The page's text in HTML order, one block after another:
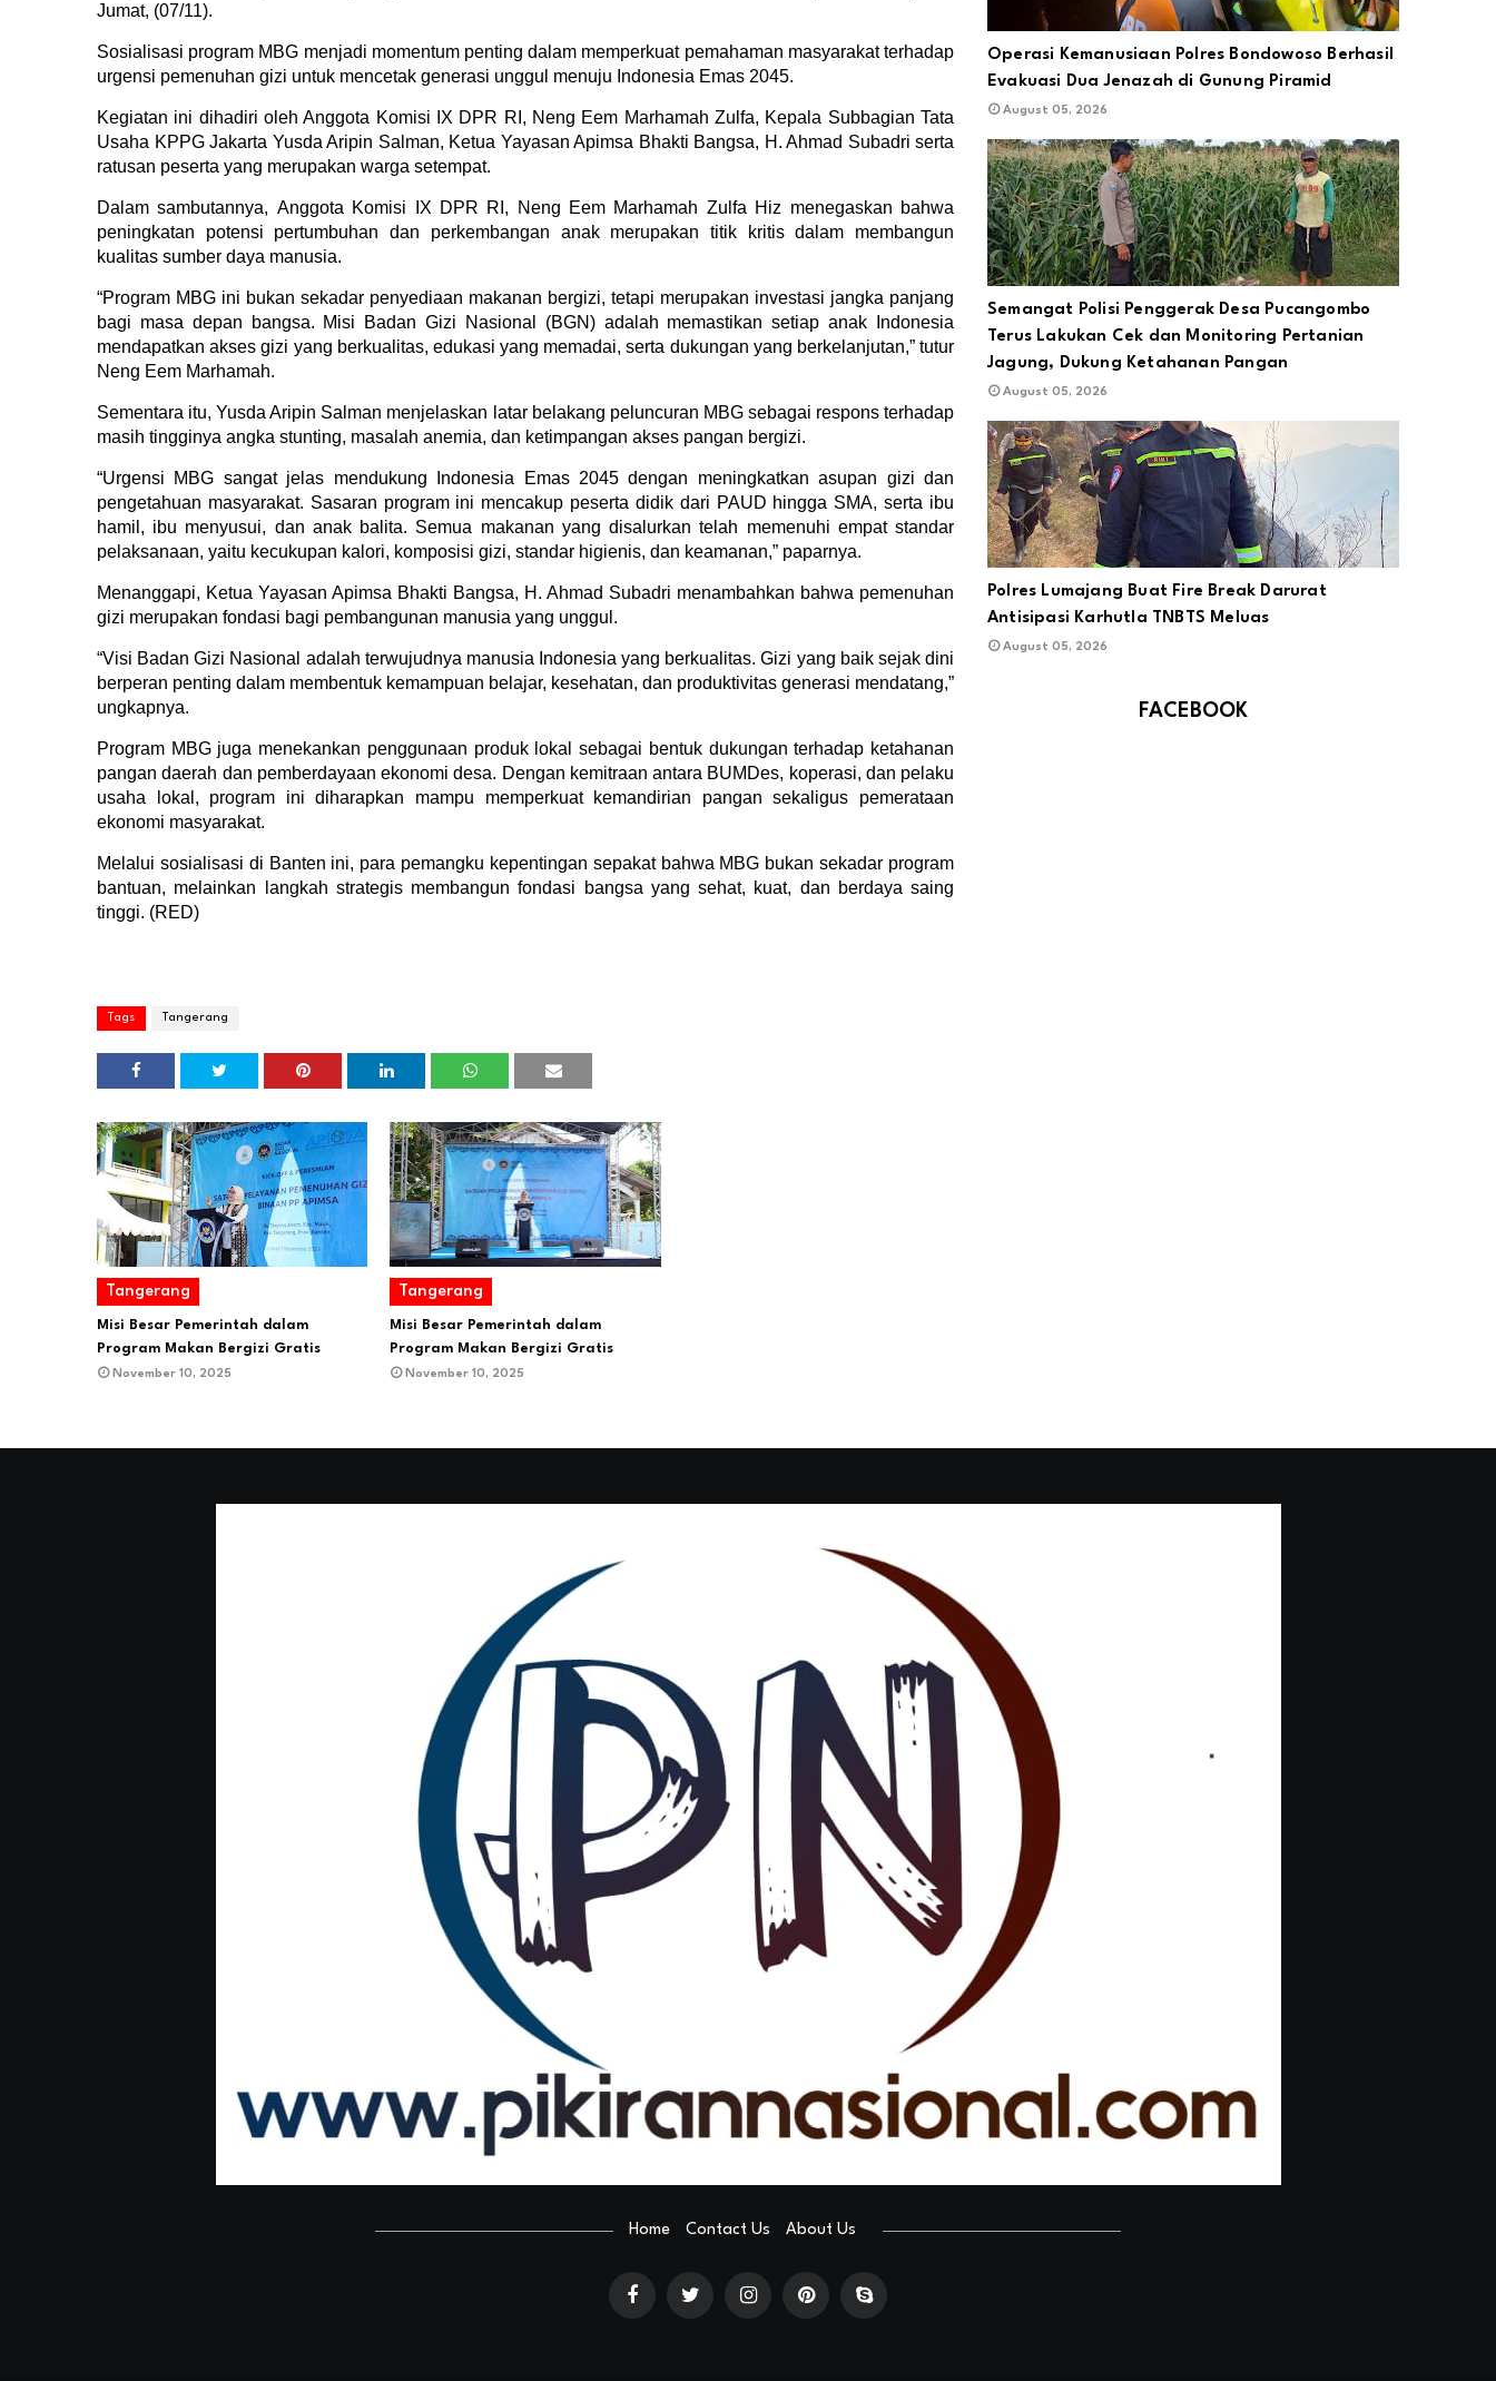
Jumat, (07/11).
Sosialisasi program MBG menjadi momentum penting dalam memperkuat pemahaman masyarakat terhadap
urgensi pemenuhan gizi untuk mencetak generasi unggul menuju Indonesia Emas 2045.
Kegiatan ini dihadiri oleh Anggota Komisi IX DPR RI , Neng Eem Marhamah Zulfa, Kepala Subbagian Tata
Usaha KPPG Jakarta Yusda Aripin Salman, Ketua Yayasan Apimsa Bhakti Bangsa, H. Ahmad Subadri serta
ratusan peserta yang merupakan warga setempat.
Dalam sambutannya, Anggota Komisi IX DPR RI,
Neng Eem Marhamah Zulfa Hiz menegaskan bahwa
peningkatan potensi pertumbuhan dan perkembangan anak merupakan titik kritis dalam membangun
kualitas sumber daya manusia.
“Program MBG ini bukan sekadar penyediaan makanan bergizi, tetapi merupakan investasi jangka panjang
bagi masa depan bangsa. Misi Badan Gizi Nasional (BGN) adalah memastikan setiap anak Indonesia
mendapatkan akses gizi yang berkualitas, edukasi yang memadai, serta dukungan yang berkelanjutan,” tutur
Neng Eem Marhamah.
Sementara itu, Yusda Aripin Salman menjelaskan latar belakang peluncuran MBG sebagai respons terhadap
masih tingginya angka stunting, masalah anemia, dan ketimpangan akses pangan bergizi.
“Urgensi MBG sangat jelas mendukung Indonesia Emas 2045 dengan meningkatkan asupan gizi dan
pengetahuan masyarakat. Sasaran program ini mencakup peserta didik dari PAUD hingga SMA, serta ibu
hamil, ibu menyusui, dan anak balita. Semua makanan yang disalurkan telah memenuhi empat standar
pelaksanaan, yaitu kecukupan kalori, komposisi gizi, standar higienis, dan keamanan,” paparnya.
Menanggapi, Ketua Yayasan Apimsa Bhakti Bangsa, H. Ahmad Subadri menambahkan bahwa pemenuhan
gizi merupakan fondasi bagi pembangunan manusia yang unggul.
“Visi Badan Gizi Nasional adalah terwujudnya manusia Indonesia yang berkualitas. Gizi yang baik sejak dini
berperan penting dalam membentuk kemampuan belajar, kesehatan, dan produktivitas generasi mendatang,”
ungkapnya.
Program MBG juga menekankan penggunaan produk lokal sebagai bentuk dukungan terhadap ketahanan
pangan daerah dan pemberdayaan ekonomi desa. Dengan kemitraan antara BUMDes, koperasi, dan pelaku
usaha lokal, program ini diharapkan mampu memperkuat kemandirian pangan sekaligus pemerataan
ekonomi masyarakat.
Melalui sosialisasi di Banten ini, para pemangku kepentingan sepakat bahwa MBG bukan sekadar program
bantuan, melainkan langkah strategis membangun fondasi bangsa yang sehat, kuat, dan berdaya saing
tinggi. (RED)
Tags Tangerang
Tangerang
Misi Besar Pemerintah dalam
Program Makan Bergizi Gratis
November 10, 2025
Tangerang
Misi Besar Pemerintah dalam
Program Makan Bergizi Gratis
November 10, 2025
Operasi Kemanusiaan Polres Bondowoso Berhasil
Evakuasi Dua Jenazah di Gunung Piramid
August 05, 2026
Semangat Polisi Penggerak Desa Pucangombo
Terus Lakukan Cek dan Monitoring Pertanian
Jagung, Dukung Ketahanan Pangan
August 05, 2026
Polres Lumajang Buat Fire Break Darurat
Antisipasi Karhutla TNBTS Meluas
August 05, 2026
FACEBOOK
Home Contact Us About Us